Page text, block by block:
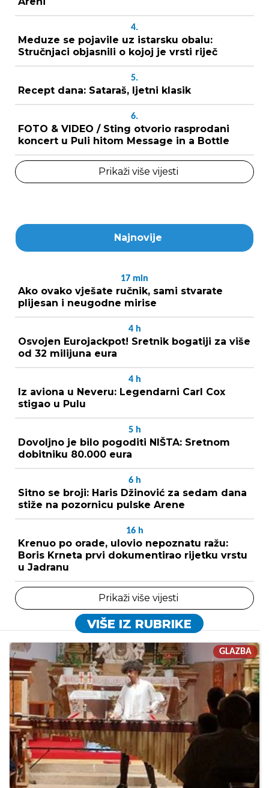
4.
Meduze se pojavile uz istarsku obalu:
Stručnjaci objasnili o kojoj je vrsti riječ
5.
Recept dana: Sataraš, ljetni klasik
6.
FOTO & VIDEO / Sting otvorio rasprodani
koncert u Puli hitom Message in a Bottle
Prikaži više vijesti
Najnovije
17 min
Ako ovako vješate ručnik, sami stvarate
plijesan i neugodne mirise
4 h
Osvojen Eurojackpot! Sretnik bogatiji za više
od 32 milijuna eura
4 h
Iz aviona u Neveru: Legendarni Carl Cox
stigao u Pulu
5 h
Dovoljno je bilo pogoditi NIŠTA: Sretnom
dobitniku 80.000 eura
6 h
Sitno se broji: Haris Džinović za sedam dana
stiže na pozornicu pulske Arene
16 h
Krenuo po orade, ulovio nepoznatu ražu:
Boris Krneta prvi dokumentirao rijetku vrstu
u Jadranu
Prikaži više vijesti
VIŠE IZ RUBRIKE
GLAZBA